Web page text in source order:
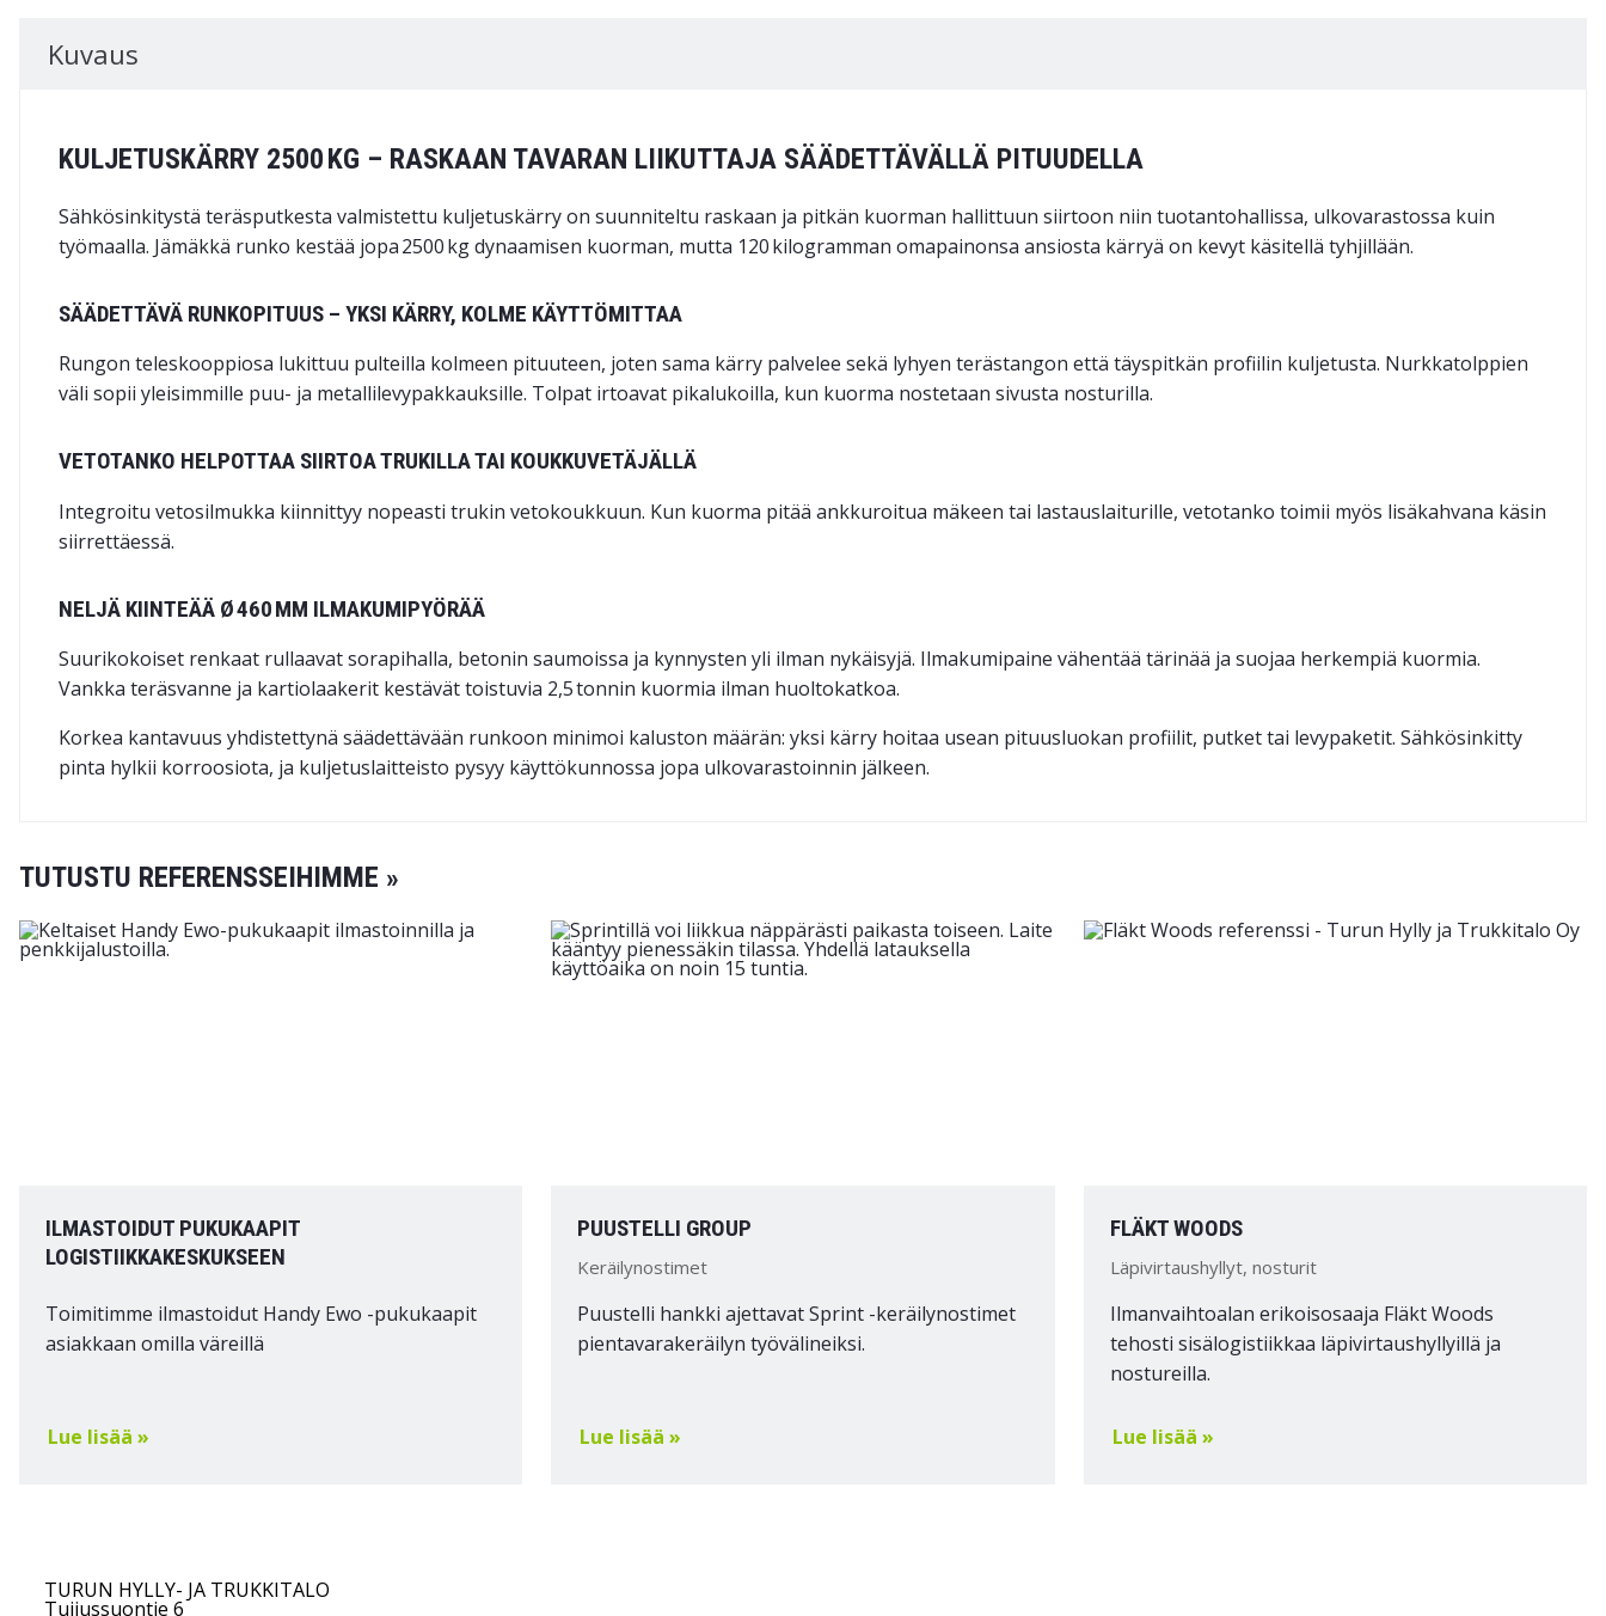
Kuvaus
KULJETUSKÄRRY 2500 KG – RASKAAN TAVARAN LIIKUTTAJA SÄÄDETTÄVÄLLÄ PITUUDELLA
Sähkösinkitystä teräsputkesta valmistettu kuljetuskärry on suunniteltu raskaan ja pitkän kuorman hallittuun siirtoon niin tuotantohallissa, ulkovarastossa kuin
työmaalla. Jämäkkä runko kestää jopa 2500 kgdynaamisen kuorman, mutta 120 kilogramman omapainonsa ansiosta kärryä on kevyt käsitellä tyhjillään.
SÄÄDETTÄVÄ RUNKOPITUUS – YKSI KÄRRY, KOLME KÄYTTÖMITTAA
Rungon teleskooppiosa lukittuu pulteilla kolmeen pituuteen, joten sama kärry palvelee sekä lyhyen terästangon että täyspitkän profiilin kuljetusta. Nurkkatolppien
väli sopii yleisimmille puu- ja metallilevypakkauksille. Tolpat irtoavat pikalukoilla, kun kuorma nostetaan sivusta nosturilla.
VETOTANKO HELPOTTAA SIIRTOA TRUKILLA TAI KOUKKUVETÄJÄLLÄ
Integroitu vetosilmukka kiinnittyy nopeasti trukin vetokoukkuun. Kun kuorma pitää ankkuroitua mäkeen tai lastauslaiturille, vetotanko toimii myös lisäkahvana käsin
siirrettäessä.
NELJÄ KIINTEÄÄ Ø 460 MM ILMAKUMIPYÖRÄÄ
Suurikokoiset renkaat rullaavat sorapihalla, betonin saumoissa ja kynnysten yli ilman nykäisyjä. Ilmakumipaine vähentää tärinää ja suojaa herkempiä kuormia.
Vankka teräsvanne ja kartiolaakerit kestävät toistuvia 2,5 tonnin kuormia ilman huoltokatkoa.
Korkea kantavuus yhdistettynä säädettävään runkoon minimoi kaluston määrän: yksi kärry hoitaa usean pituusluokan profiilit, putket tai levypaketit. Sähkösinkitty
pinta hylkii korroosiota, ja kuljetuslaitteisto pysyy käyttökunnossa jopa ulkovarastoinnin jälkeen.
TUTUSTU REFERENSSEIHIMME »
ILMASTOIDUT PUKUKAAPIT
LOGISTIIKKAKESKUKSEEN
Toimitimme ilmastoidut Handy Ewo -pukukaapit
asiakkaan omilla väreillä
Lue lisää »
PUUSTELLI GROUP
Keräilynostimet
Puustelli hankki ajettavat Sprint -keräilynostimet
pientavarakeräilyn työvälineiksi.
Lue lisää »
FLÄKT WOODS
Läpivirtaushyllyt, nosturit
Ilmanvaihtoalan erikoisosaaja Fläkt Woods
tehosti sisälogistiikkaa läpivirtaushyllyillä ja
nostureilla.
Lue lisää »
TURUN HYLLY- JA TRUKKITALO
Tuijussuontie 6